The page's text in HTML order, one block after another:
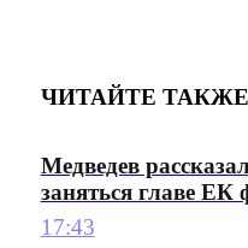
ЧИТАЙТЕ ТАКЖЕ
Медведев
заняться главе ЕК
17:43